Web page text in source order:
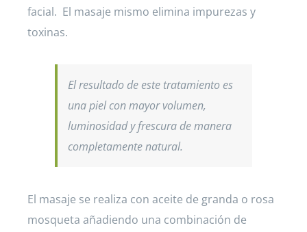
facial. El masaje mismo elimina impurezas y
toxinas.
El resultado de este tratamiento es
una piel con mayor volumen,
luminosidad y frescura de manera
completamente natural.
El masaje se realiza con aceite de granda o rosa
mosqueta añadiendo una combinación de